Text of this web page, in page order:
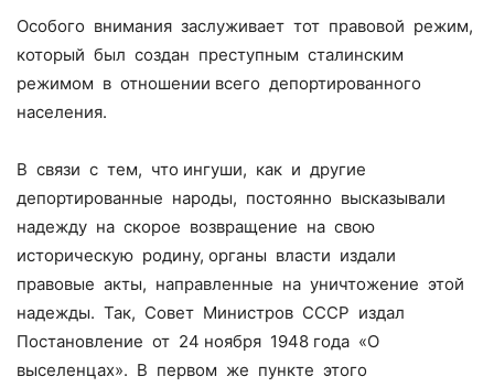
Особого внимания заслуживает тот правовой режим,
который был создан преступным сталинским
режимом в отношении всего депортированного
населения.
В связи с тем, что ингуши, как и другие
депортированные народы, постоянно высказывали
надежду на скорое возвращение на свою
историческую родину, органы власти издали
правовые акты, направленные на уничтожение этой
надежды. Так, Совет Министров СССР издал
Постановление от 24 ноября 1948 года «О
выселенцах». В первом же пункте этого